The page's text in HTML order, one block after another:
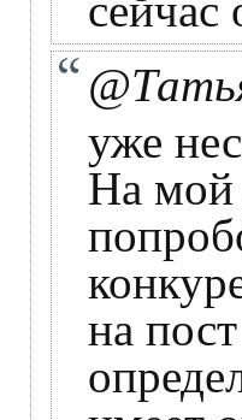
сейчас
уже
На мой
на